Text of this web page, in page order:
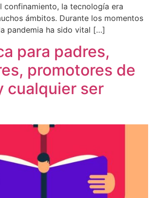
confinamiento, la tecnología era
ámbitos. Durante los momentos
pandemia ha sido vital […]
para padres,
promotores de
cualquier ser